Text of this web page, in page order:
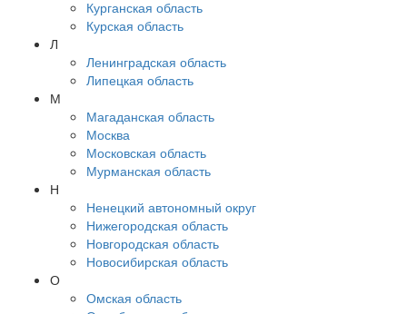
Курганская область
Курская область
Л
Ленинградская область
Липецкая область
М
Магаданская область
Москва
Московская область
Мурманская область
Н
Ненецкий автономный округ
Нижегородская область
Новгородская область
Новосибирская область
О
Омская область